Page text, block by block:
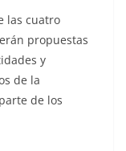
las cuatro
propuestas
y
de la
de los